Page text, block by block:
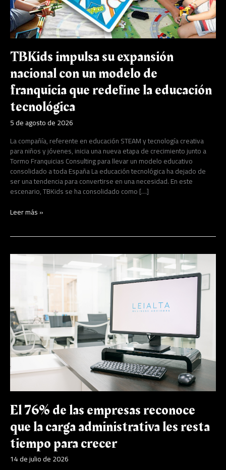
TBKids impulsa su expansión
nacional con un modelo de
franquicia que redefine la educación
tecnológica
5 de agosto de 2026
La compañía, referente en educación STEAM y tecnología creativa
para niños y jóvenes, inicia una nueva etapa de crecimiento junto a
Tormo Franquicias Consulting para llevar un modelo educativo
consolidado a toda España La educación tecnológica ha dejado de
ser una tendencia para convertirse en una necesidad. En este
escenario, TBKids se ha consolidado como […]
modelo
de
franquicia
que
la
educación
tecnológica
Leer más »
El 76% de las empresas reconoce
que la carga administrativa les resta
tiempo para crecer
14 de julio de 2026
reconoce
que
la
carga
administrativa
les
resta
tiempo
para